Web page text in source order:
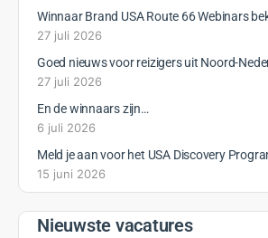
Winnaar Brand USA Route 66 Webinars
27 juli 2026
Goed nieuws voor reizigers uit Noord-
27 juli 2026
En de winnaars zijn…
6 juli 2026
Meld je aan voor het USA Discovery
15 juni 2026
Nieuwste vacatures